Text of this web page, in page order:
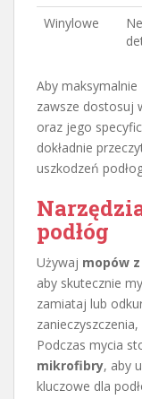
Winylowe
Aby
zawsze dostosuj
oraz jego
dokładnie
uszkodzeń
podłóg
Używaj mopów
aby skutecznie
zamiataj lub
Podczas mycia
mikrofibry, aby
kluczowe dla